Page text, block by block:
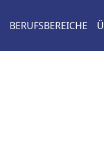
BERUFSBEREICHE